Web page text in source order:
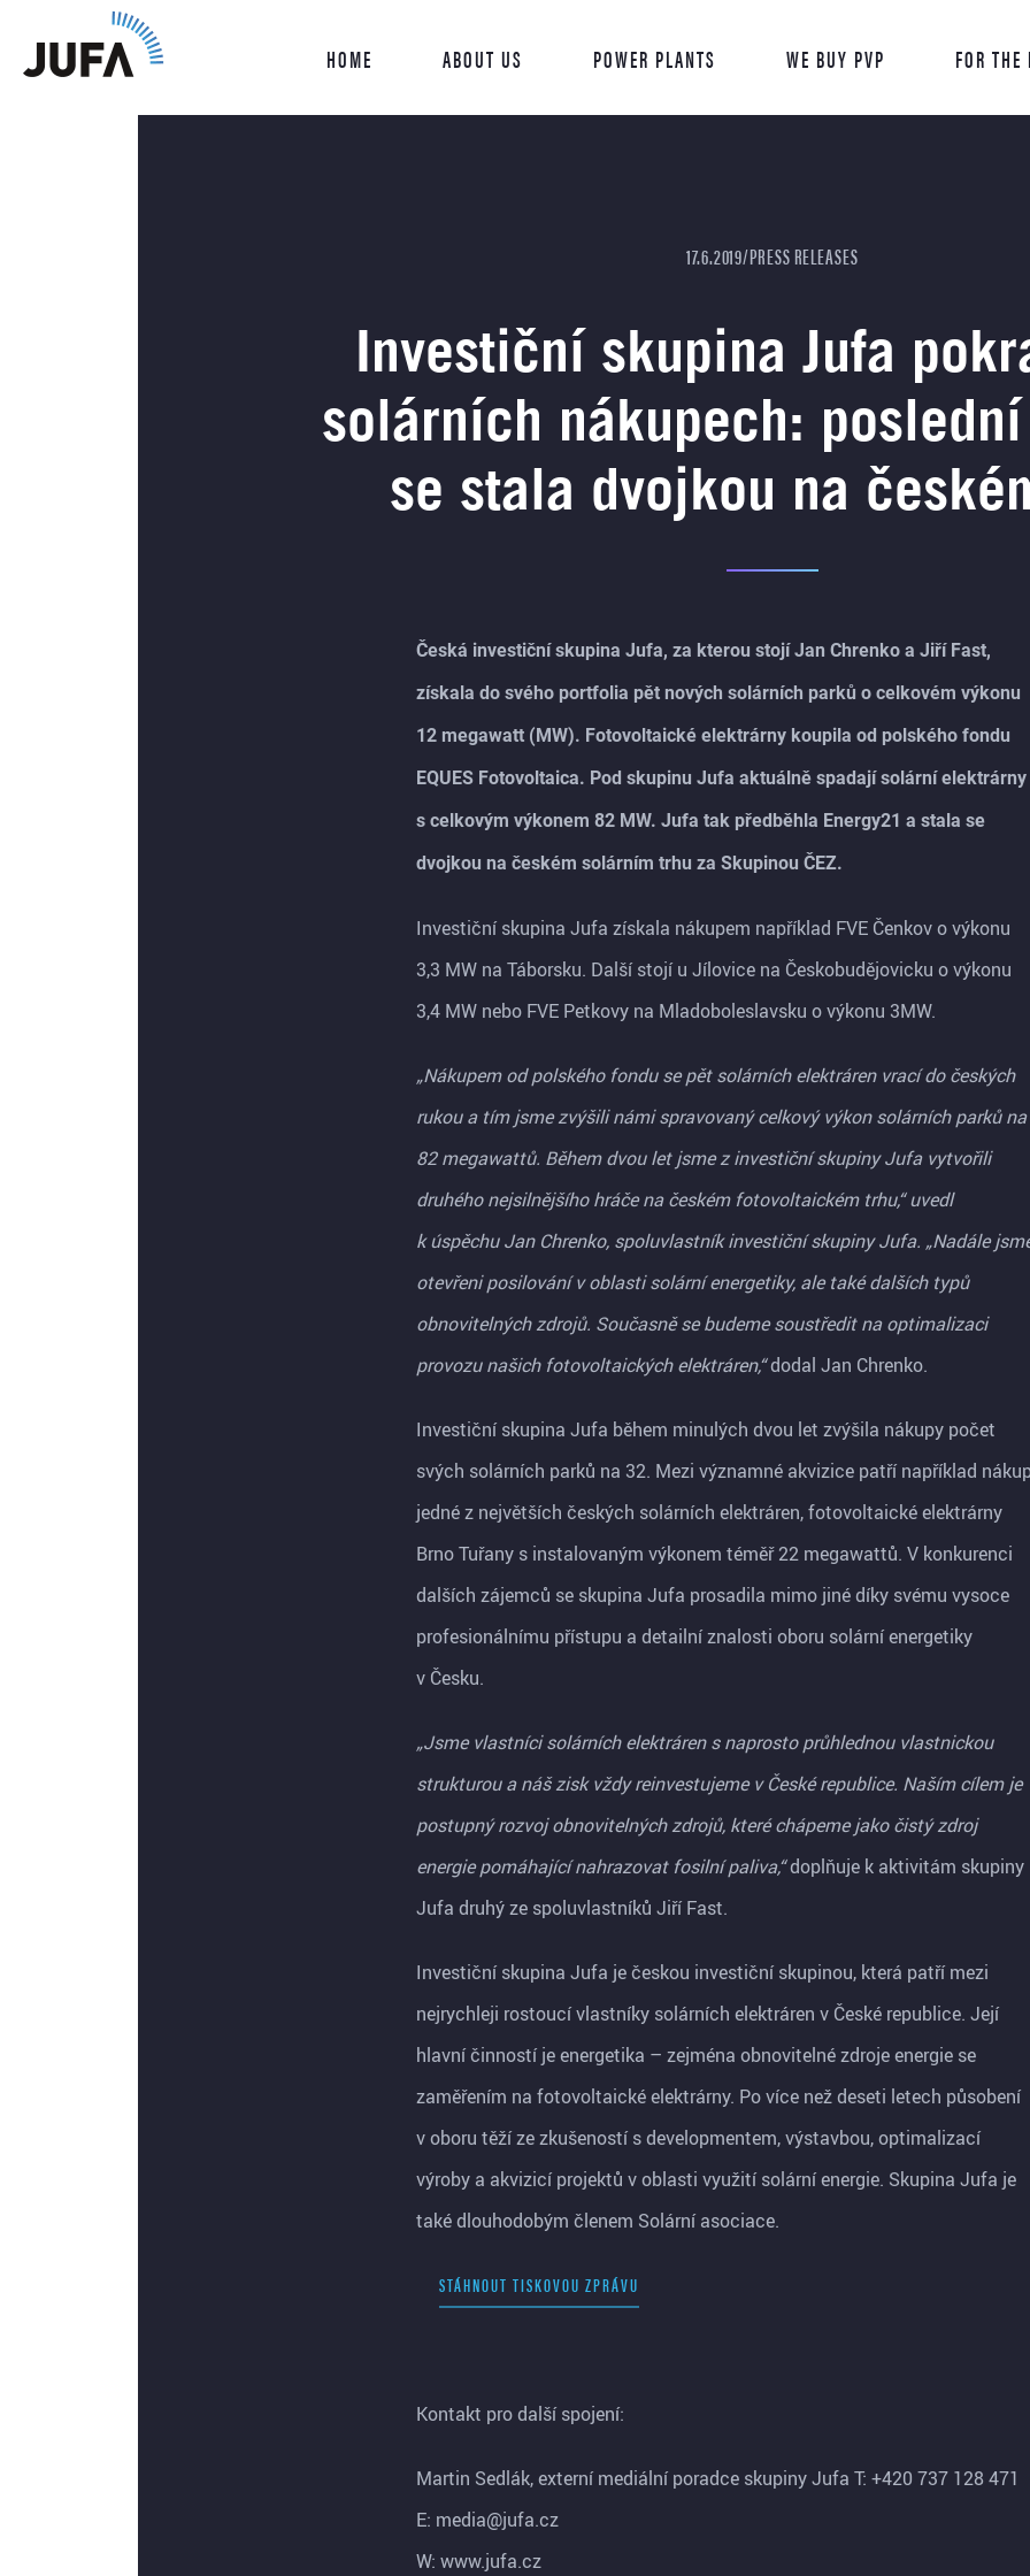
HOME ABOUT US POWER PLANTS WE BUY PVP FOR
17.6.2019/PRESS RELEASES
Investiční skupina Jufa
solárních nákupech:
se stala dvojkou na
Česká investiční skupina Jufa, za kterou stojí Jan Chrenko a Jiří Fast,
získala do svého portfolia pět nových solárních parků o celkovém výkonu
12 megawatt (MW). Fotovoltaické elektrárny koupila od polského fondu
EQUES Fotovoltaica. Pod skupinu Jufa aktuálně spadají solární elektrárny
s celkovým výkonem 82 MW. Jufa tak předběhla Energy21 a stala se
dvojkou na českém solárním trhu za Skupinou ČEZ.
Investiční skupina Jufa získala nákupem například FVE Čenkov o výkonu
3,3 MW na Táborsku. Další stojí u Jílovice na Českobudějovicku o výkonu
3,4 MW nebo FVE Petkovy na Mladoboleslavsku o výkonu 3MW.
„Nákupem od polského fondu se pět solárních elektráren vrací do českých
rukou a tím jsme zvýšili námi spravovaný celkový výkon solárních parků na
82 megawattů. Během dvou let jsme z investiční skupiny Jufa vytvořili
druhého nejsilnějšího hráče na českém fotovoltaickém trhu,“ uvedl
k úspěchu Jan Chrenko, spoluvlastník investiční skupiny Jufa. „Nadále
otevřeni posilování v oblasti solární energetiky, ale také dalších typů
obnovitelných zdrojů. Současně se budeme soustředit na optimalizaci
provozu našich fotovoltaických elektráren,“dodal Jan Chrenko.
Investiční skupina Jufa během minulých dvou let zvýšila nákupy počet
svých solárních parků na 32. Mezi významné akvizice patří například
jedné z největších českých solárních elektráren, fotovoltaické elektrárny
Brno Tuřany s instalovaným výkonem téměř 22 megawattů. V konkurenci
dalších zájemců se skupina Jufa prosadila mimo jiné díky svému vysoce
profesionálnímu přístupu a detailní znalosti oboru solární energetiky
v Česku.
„Jsme vlastníci solárních elektráren s naprosto průhlednou vlastnickou
strukturou a náš zisk vždy reinvestujeme v České republice. Naším cílem je
postupný rozvoj obnovitelných zdrojů, které chápeme jako čistý zdroj
energie pomáhající nahrazovat fosilní paliva,“doplňuje k aktivitám skupiny
Jufa druhý ze spoluvlastníků Jiří Fast.
Investiční skupina Jufa je českou investiční skupinou, která patří mezi
nejrychleji rostoucí vlastníky solárních elektráren v České republice. Její
hlavní činností je energetika – zejména obnovitelné zdroje energie se
zaměřením na fotovoltaické elektrárny. Po více než deseti letech působení
v oboru těží ze zkušeností s developmentem, výstavbou, optimalizací
výroby a akvizicí projektů v oblasti využití solární energie. Skupina Jufa je
také dlouhodobým členem Solární asociace.
STÁHNOUT TISKOVOU ZPRÁVU
Kontakt pro další spojení:
Martin Sedlák, externí mediální poradce skupiny Jufa T: +420 737 128 471
E: media@jufa.cz
W: www.jufa.cz